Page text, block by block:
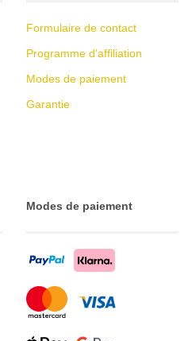
Formulaire de contact
Programme d'affiliation
Modes de paiement
Garantie
Modes de paiement